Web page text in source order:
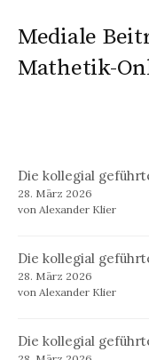
Mediale
Mathetik-
Die kollegial
28. März 2026
von Alexander Klier
Die kollegial
28. März 2026
von Alexander Klier
Die kollegial